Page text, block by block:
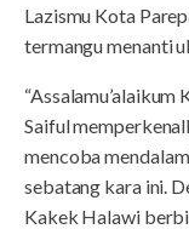
Lazismu Kota
termangu menanti
Saiful
mencoba
sebatang kara ini.
Kakek Halawi